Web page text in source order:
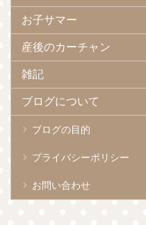
お子サマー
産後のカーチャン
雑記
ブログについて
ブログの目的
プライバシーポリシー
お問い合わせ